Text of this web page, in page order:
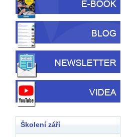
Školení září